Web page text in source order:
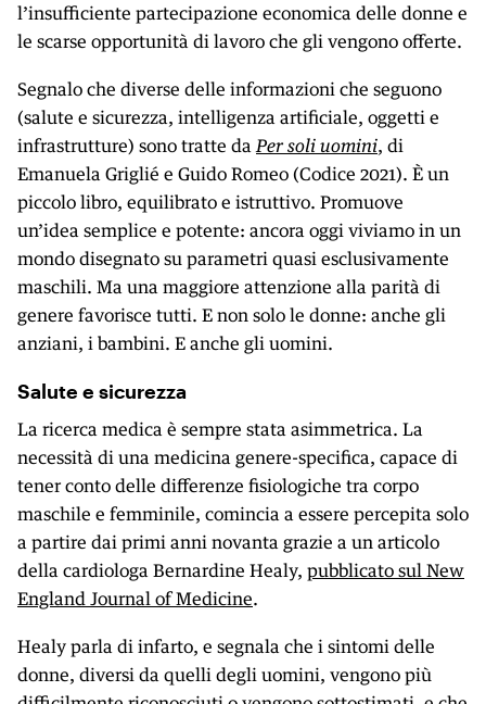
l’insufficiente partecipazione economica delle donne e
le scarse opportunità di lavoro che gli vengono offerte.
Segnalo che diverse delle informazioni che seguono
(salute e sicurezza, intelligenza artificiale, oggetti e
infrastrutture) sono tratte da Per soli uomini, di
Emanuela Griglié e Guido Romeo (Codice 2021). È un
piccolo libro, equilibrato e istruttivo. Promuove
un’idea semplice e potente: ancora oggi viviamo in un
mondo disegnato su parametri quasi esclusivamente
maschili. Ma una maggiore attenzione alla parità di
genere favorisce tutti. E non solo le donne: anche gli
anziani, i bambini. E anche gli uomini.
Salute e sicurezza
La ricerca medica è sempre stata asimmetrica. La
necessità di una medicina genere-specifica, capace di
tener conto delle differenze fisiologiche tra corpo
maschile e femminile, comincia a essere percepita solo
a partire dai primi anni novanta grazie a un articolo
della cardiologa Bernardine Healy, pubblicato sul New
England Journal of Medicine.
Healy parla di infarto, e segnala che i sintomi delle
donne, diversi da quelli degli uomini, vengono più